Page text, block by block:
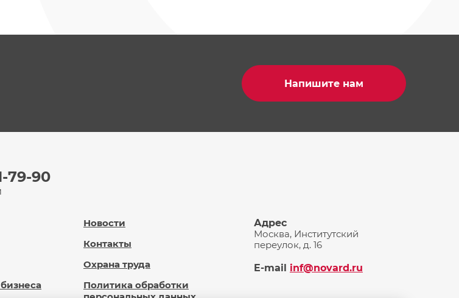
Напишите нам
79-90
Новости
Контакты
Охрана труда
Политика обработки
Адрес
Москва, Институтский
переулок, д. 16
E-mail inf@novard.ru